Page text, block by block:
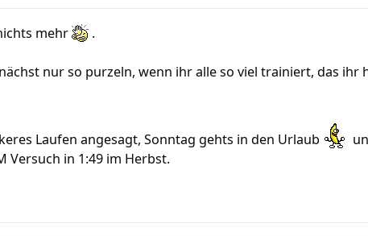
mehr .
nur so purzeln, wenn ihr alle so viel trainiert, das ihr
Laufen angesagt, Sonntag gehts in den Urlaub
Versuch in 1:49 im Herbst.